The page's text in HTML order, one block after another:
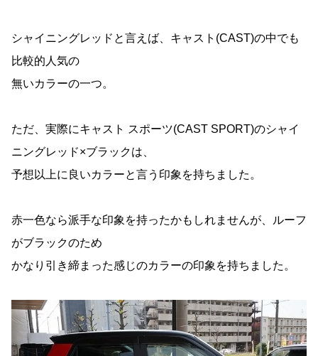
シャイニングレッドと言えば、キャスト(CAST)の中でも
比較的人気の
無いカラーの一つ。
ただ、実際にキャスト スポーツ(CAST SPORT)のシャイ
ニングレッド×ブラックは、
予想以上に良いカラーと言う印象を持ちました。
赤一色なら派手な印象を持ったかもしれませんが、ルーフ
がブラックのため
かなり引き締まった感じのカラーの印象を持ちました。